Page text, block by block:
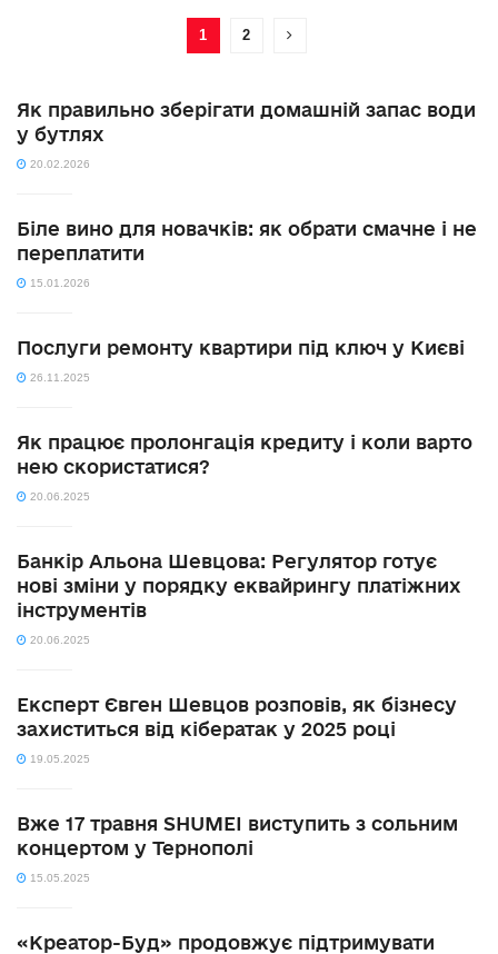
1 2
Як правильно зберігати домашній запас води
у бутлях
20.02.2026
Біле вино для новачків: як обрати смачне і не
переплатити
15.01.2026
Послуги ремонту квартири під ключ у Києві
26.11.2025
Як працює пролонгація кредиту і коли варто
нею скористатися?
20.06.2025
Банкір Альона Шевцова: Регулятор готує
нові зміни у порядку еквайрингу платіжних
інструментів
20.06.2025
Експерт Євген Шевцов розповів, як бізнесу
захиститься від кібератак у 2025 році
19.05.2025
Вже 17 травня SHUMEI виступить з сольним
концертом у Тернополі
15.05.2025
«Креатор-Буд» продовжує підтримувати